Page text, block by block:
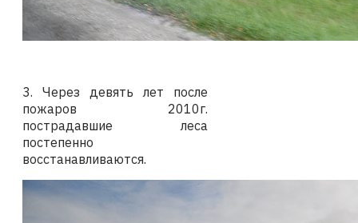
3. Через девять лет после
пожаров 2010г.
пострадавшие леса
постепенно
восстанавливаются.